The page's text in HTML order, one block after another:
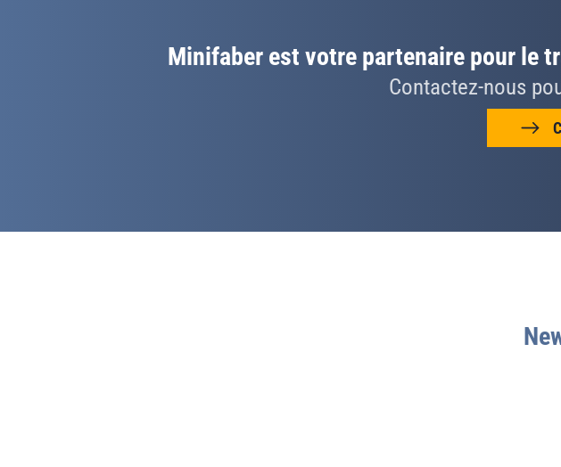
Minifaber est votre partenaire pour le
Contactez-nous